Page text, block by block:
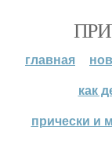
главная
как
прически и